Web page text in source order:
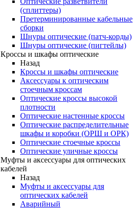
(сплиттеры)
Претерминированные кабельные
сборки
Шнуры оптические (патч-корды)
Шнуры оптические (пигтейлы)
Кроссы и шкафы оптические
Назад
Кроссы и шкафы оптические
Аксессуары к оптическим
стоечным кроссам
Оптические кроссы высокой
плотности
Оптические настенные кроссы
Оптические распределительные
шкафы и коробки (ОРШ и ОРК)
Оптические стоечные кроссы
Оптические уличные кроссы
Муфты и аксессуары для оптических
кабелей
Назад
Муфты и аксессуары для
оптических кабелей
Аварийный